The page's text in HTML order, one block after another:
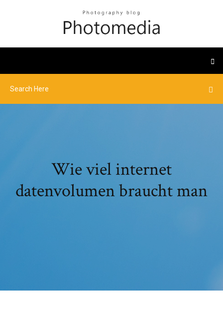
Wie viel internet
datenvolumen braucht man